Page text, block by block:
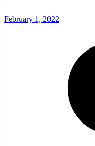
February 1, 2022